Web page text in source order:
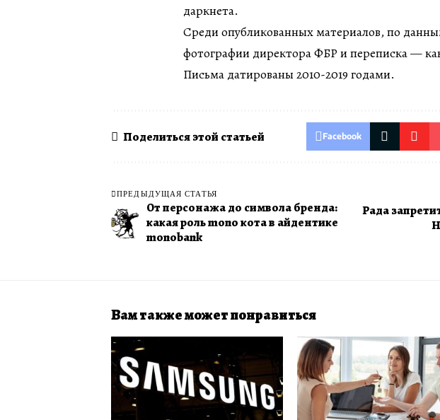
даркнета.
Среди опубликованных материалов, по
фотографии директора ФБР и переписка —
Письма датированы 2010-2019 годами.
Поделиться этой статьей Facebook
ПРЕДЫДУЩАЯ СТАТЬЯ
От персонажа до символа бренда:
какая роль mono кота в айдентике
monobank
Рада
Вам также может понравиться